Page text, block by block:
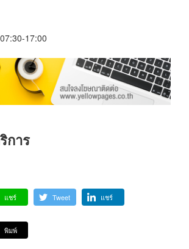
17:00
การ
แชร์ Tweet แชร์
พิมพ์